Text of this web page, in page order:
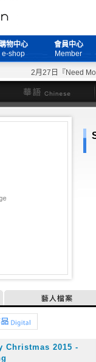
物中心
e-shop
會員中心
Member
2月27日『Need
華語
藝人檔案
作品
Christmas 2015 -